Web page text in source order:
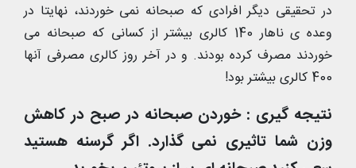
در تحقیقی دیگر افرادی که صبحانه نمی خوردند، نهایتا در
وعده ی ناهار 140 کالری بیشتر از کسانی که صبحانه می
خوردند مصرف کرده بودند. و در آخر روز کالری مصرفی آنها
400 کالری بیشتر بود!
نتیجه گیری : خوردن صبحانه در صبح در کاهش
وزن شما تاثیری نمی گذارد. اگر گرسنه هستید